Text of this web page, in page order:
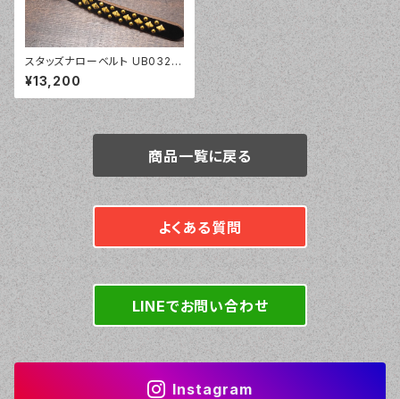
スタッズナローベルト UB032
20mm幅 ナローベルト ピラ
ミッドスタッズ クロムエクセル
¥13,200
商品一覧に戻る
よくある質問
LINEでお問い合わせ
Instagram